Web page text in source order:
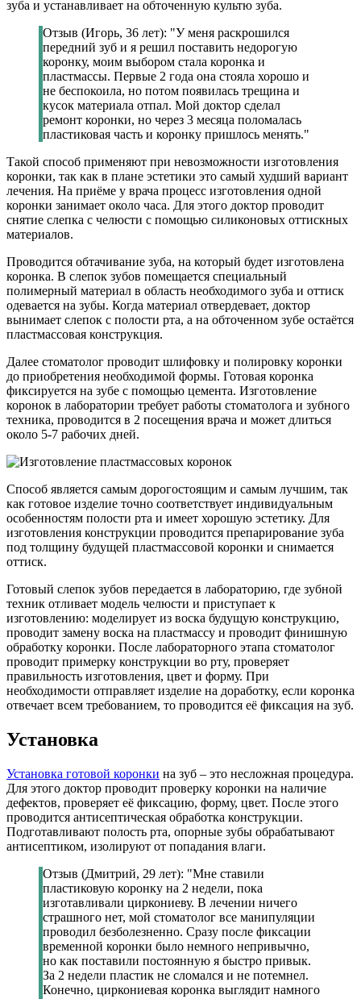
зуба и устанавливает на обточенную культю зуба.
Отзыв (Игорь, 36 лет): "У меня раскрошился
передний зуб и я решил поставить недорогую
коронку, моим выбором стала коронка и
пластмассы. Первые 2 года она стояла хорошо и
не беспокоила, но потом появилась трещина и
кусок материала отпал. Мой доктор сделал
ремонт коронки, но через 3 месяца поломалась
пластиковая часть и коронку пришлось менять."
Такой способ применяют при невозможности изготовления
коронки, так как в плане эстетики это самый худший вариант
лечения. На приёме у врача процесс изготовления одной
коронки занимает около часа. Для этого доктор проводит
снятие слепка с челюсти с помощью силиконовых оттискных
материалов.
Проводится обтачивание зуба, на который будет изготовлена
коронка. В слепок зубов помещается специальный
полимерный материал в область необходимого зуба и оттиск
одевается на зубы. Когда материал отвердевает, доктор
вынимает слепок с полости рта, а на обточенном зубе остаётся
пластмассовая конструкция.
Далее стоматолог проводит шлифовку и полировку коронки
до приобретения необходимой формы. Готовая коронка
фиксируется на зубе с помощью цемента. Изготовление
коронок в лаборатории требует работы стоматолога и зубного
техника, проводится в 2 посещения врача и может длиться
около 5-7 рабочих дней.
Способ является самым дорогостоящим и самым лучшим, так
как готовое изделие точно соответствует индивидуальным
особенностям полости рта и имеет хорошую эстетику. Для
изготовления конструкции проводится препарирование зуба
под толщину будущей пластмассовой коронки и снимается
оттиск.
Готовый слепок зубов передается в лабораторию, где зубной
техник отливает модель челюсти и приступает к
изготовлению: моделирует из воска будущую конструкцию,
проводит замену воска на пластмассу и проводит финишную
обработку коронки. После лабораторного этапа стоматолог
проводит примерку конструкции во рту, проверяет
правильность изготовления, цвет и форму. При
необходимости отправляет изделие на доработку, если коронка
отвечает всем требованием, то проводится её фиксация на зуб.
Установка
Установка готовой коронки на зуб – это несложная процедура.
Для этого доктор проводит проверку коронки на наличие
дефектов, проверяет её фиксацию, форму, цвет. После этого
проводится антисептическая обработка конструкции.
Подготавливают полость рта, опорные зубы обрабатывают
антисептиком, изолируют от попадания влаги.
Отзыв (Дмитрий, 29 лет): "Мне ставили
пластиковую коронку на 2 недели, пока
изготавливали циркониеву. В лечении ничего
страшного нет, мой стоматолог все манипуляции
проводил безболезненно. Сразу после фиксации
временной коронки было немного непривычно,
но как поставили постоянную я быстро привык.
За 2 недели пластик не сломался и не потемнел.
Конечно, циркониевая коронка выглядит намного